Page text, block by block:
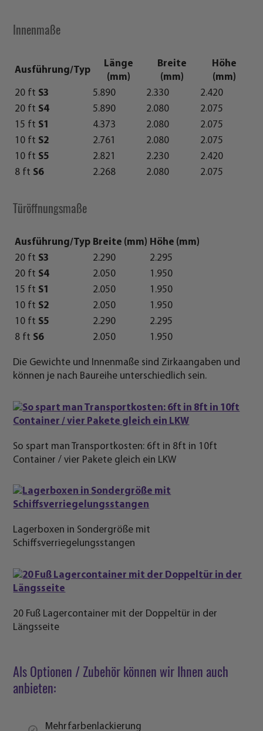
Innenmaße
Ausführung/Typ
Länge
(mm)
Breite
(mm)
Höhe
(mm)
20 ft S3 5.890 2.330
2.420
20 ft S4 5.890 2.080
2.075
15 ft S1 4.373 2.080
2.075
10 ft S2 2.761 2.080
2.075
10 ft S5 2.821 2.230
2.420
8 ft S6 2.268 2.080 2.075
Türöffnungsmaße
Ausführung/Typ Breite (mm) Höhe (mm)
20 ft S3 2.290
2.295
20 ft S4 2.050
1.950
15 ft S1 2.050
1.950
10 ft S2 2.050
1.950
10 ft S5 2.290
2.295
8 ft S6 2.050 1.950
Die Gewichte und Innenmaße sind Zirkaangaben und
können je nach Baureihe unterschiedlich sein.
So spart man Transportkosten: 6ft in 8ft in 10ft
Container / vier Pakete gleich ein LKW
Lagerboxen in Sondergröße mit
Schiffsverriegelungsstangen
20 Fuß Lagercontainer mit der Doppeltür in der
Längsseite
Als Optionen / Zubehör können wir Ihnen auch
anbieten:
Mehrfarbenlackierung